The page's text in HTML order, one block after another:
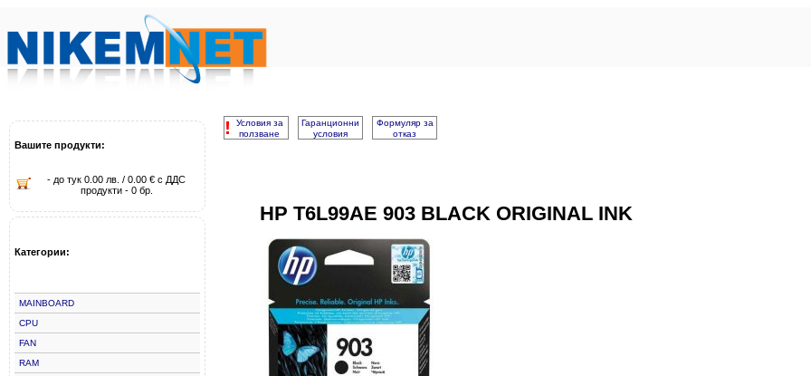
Вашите продукти:
- до тук 0.00 лв. / 0.00 € с ДДС
продукти - 0 бр.
Категории:
MAINBOARD
CPU
FAN
RAM
!
Условия за
ползване
Гаранционни
условия
Формуляр за
отказ
HP T6L99AE 903 BLACK ORIGINAL INK